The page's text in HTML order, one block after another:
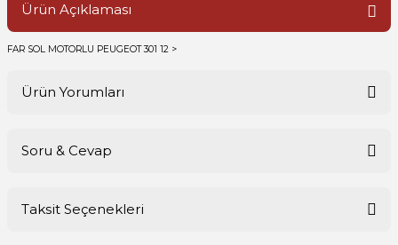
Ürün Açıklaması
FAR SOL MOTORLU PEUGEOT 301 12 >
Ürün Yorumları
Soru & Cevap
Taksit Seçenekleri